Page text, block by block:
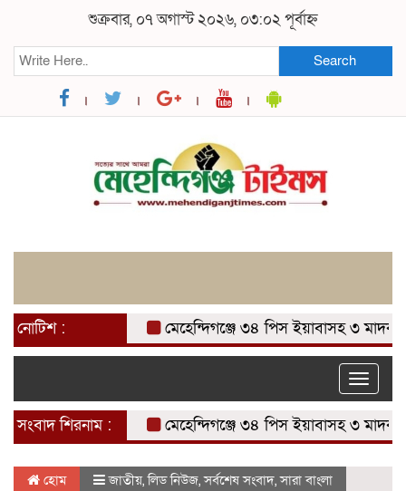
শুক্রবার, ০৭ অগাস্ট ২০২৬, ০৩:০২ পূর্বাহ্ন
Search
নোটিশ : মেহেন্দিগঞ্জে ৩৪ পিস ইয়াবাসহ ৩ মাদক
Toggle
সংবাদ শিরনাম :
মেহেন্দিগঞ্জে ৩৪ পিস ইয়াবাসহ ৩ মাদক
হোম জাতীয়,লিড নিউজ,সর্বশেষ সংবাদ,সারা বাংলা